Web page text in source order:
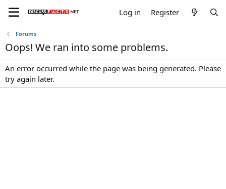
Log in Register
Forums
Oops! We ran into some problems.
An error occurred while the page was being generated. Please
try again later.